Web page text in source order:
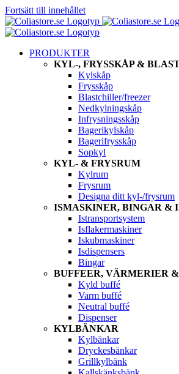
Fortsätt till innehållet
PRODUKTER
KYL-, FRYSSKÅP &
Kylskåp
Frysskåp
Blastchiller/freezer
Nedkylningskåp
Infrysningsskåp
Bagerikylskåp
Bagerifrysskåp
Sopkyl
KYL- & FRYSRUM
Kylrum
Frysrum
Designa ditt kyl-/frysrum
ISMASKINER, BINGAR &
Istransportsystem
Isflakermaskiner
Iskubmaskiner
Isdispensers
Bingar
BUFFEER, VÄRMERIER
Kyld buffé
Varm buffé
Neutral buffé
Dispenser
KYLBÄNKAR
Kylbänkar
Dryckesbänkar
Grillkylbänk